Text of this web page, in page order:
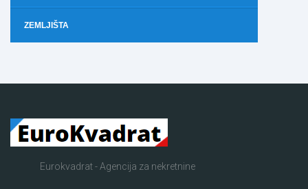
ZEMLJIŠTA
Eurokvadrat - Agencija za nekretnine